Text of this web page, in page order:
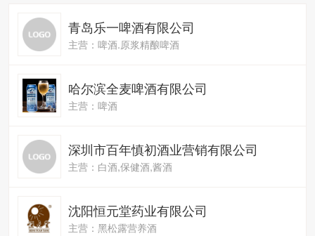
青岛乐一啤酒有限公司
主营：啤酒.原浆精酿啤酒
哈尔滨全麦啤酒有限公司
主营：啤酒
深圳市百年慎初酒业营销有限公司
主营：白酒,保健酒,酱酒
沈阳恒元堂药业有限公司
主营：黑松露营养酒